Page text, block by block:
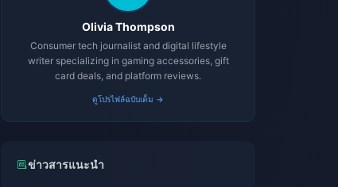
Olivia Thompson
Consumer tech journalist and digital lifestyle
writer specializing in gaming accessories, gift
card deals, and platform reviews.
ดูโปรไฟล์ฉบับเต็ม →
ข่าวสารแนะนำ